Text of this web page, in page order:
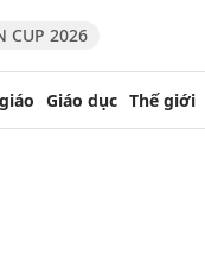
CUP 2026
Giáo dục Thế giới